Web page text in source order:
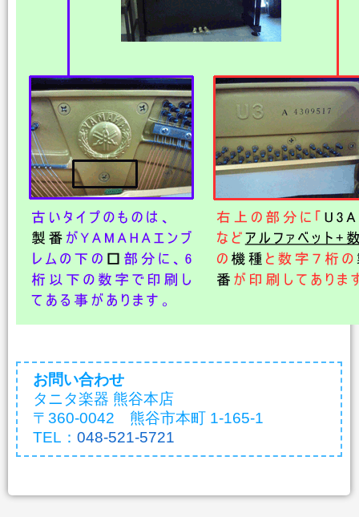
お問い合わせ
タニタ楽器 熊谷本店
〒360-0042 熊谷市本町 1-165-1
TEL：048-521-5721